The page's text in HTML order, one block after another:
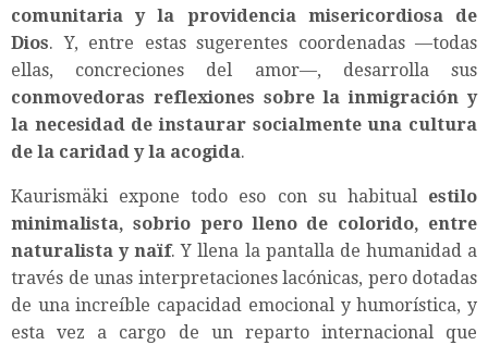
comunitaria y la providencia misericordiosa de
Dios. Y, entre estas sugerentes coordenadas —todas
ellas, concreciones del amor—, desarrolla sus
conmovedoras reflexiones sobre la inmigración y
la necesidad de instaurar socialmente una cultura
de la caridad y la acogida.
Kaurismäki expone todo eso con su habitual estilo
minimalista, sobrio pero lleno de colorido, entre
naturalista y naïf. Y llena la pantalla de humanidad a
través de unas interpretaciones lacónicas, pero dotadas
de una increíble capacidad emocional y humorística, y
esta vez a cargo de un reparto internacional que